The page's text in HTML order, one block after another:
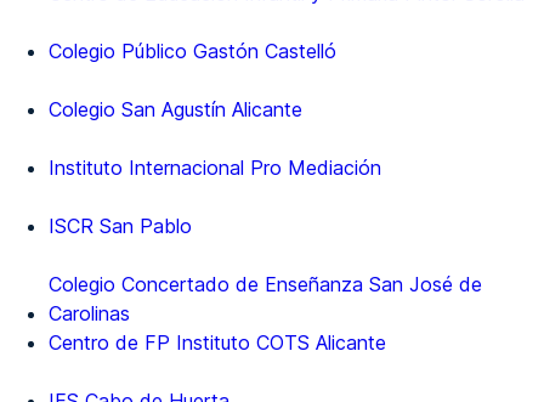
Colegio Público Gastón Castelló
Colegio San Agustín Alicante
Instituto Internacional Pro Mediación
ISCR San Pablo
Colegio Concertado de Enseñanza San José de
Carolinas
Centro de FP Instituto COTS Alicante